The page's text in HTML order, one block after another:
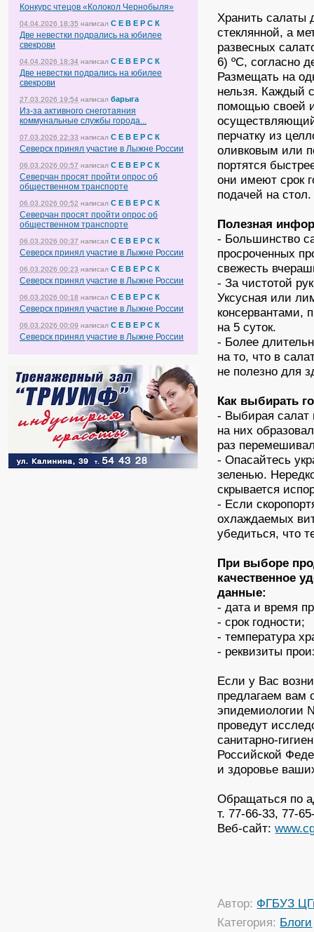
Конкурс чтецов «Колокол Чернобыля»
04.04.2026 18:35 написал С Е В Е Р С К
Две невестки подрались на юбилее
свекрови
04.04.2026 18:34 написал С Е В Е Р С К
Две невестки подрались на юбилее
свекрови
27.03.2026 19:54 написал барыга
Из-за активного снеготаяния
коммунальные службы города...
07.03.2026 22:33 написал С Е В Е Р С К
Северск принял участие в Лыжне России
06.03.2026 00:57 написал С Е В Е Р С К
Северчан просят пройти опрос об
общественном транспорте
06.03.2026 00:52 написал С Е В Е Р С К
Северчан просят пройти опрос об
общественном транспорте
06.03.2026 00:37 написал С Е В Е Р С К
Северск принял участие в Лыжне России
06.03.2026 00:23 написал С Е В Е Р С К
Северск принял участие в Лыжне России
06.03.2026 00:18 написал С Е В Е Р С К
Северск принял участие в Лыжне России
06.03.2026 00:09 написал С Е В Е Р С К
Северск принял участие в Лыжне России
Хранить салаты
стеклянной, а
развесных
6) ºС, согласно
Размещать на
нельзя. Каждый
помощью своей
перчатку из
оливковым или
портятся
они имеют срок
подачей на стол.
Полезная
- Большинство
просроченных
свежесть
- За чистотой
Уксусная или
консервантами,
на 5 суток.
- Более
на то, что в
не полезно для
Как выбирать
- Выбирая салат
на них
раз
- Опасайтесь
зеленью.
скрывается
- Если
охлаждаемых
убедиться, что
При выборе
качественное
данные:
- дата и время
- срок годности;
- температура
- реквизиты
Если у Вас
предлагаем вам
эпидемиологии
проведут
санитарно-
Российской
и здоровье
Обращаться по
т. 77-66-33, 77-
Веб-сайт:
Автор: ФГБУЗ
Категория: Блоги